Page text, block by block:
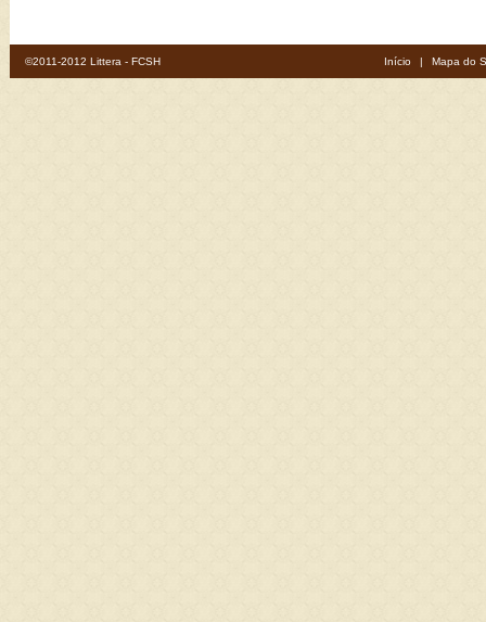
©2011-2012 Littera - FCSH Início | Mapa do